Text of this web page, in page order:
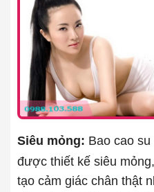
Siêu mỏng: Bao cao
được thiết kế siêu
tạo cảm giác chân thật